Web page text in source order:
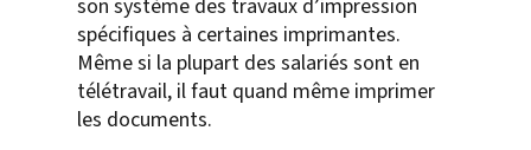
son système des travaux d’impression
spécifiques à certaines imprimantes.
Même si la plupart des salariés sont en
télétravail, il faut quand même imprimer
les documents.